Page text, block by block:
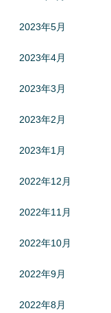
2023年5月
2023年4月
2023年3月
2023年2月
2023年1月
2022年12月
2022年11月
2022年10月
2022年9月
2022年8月